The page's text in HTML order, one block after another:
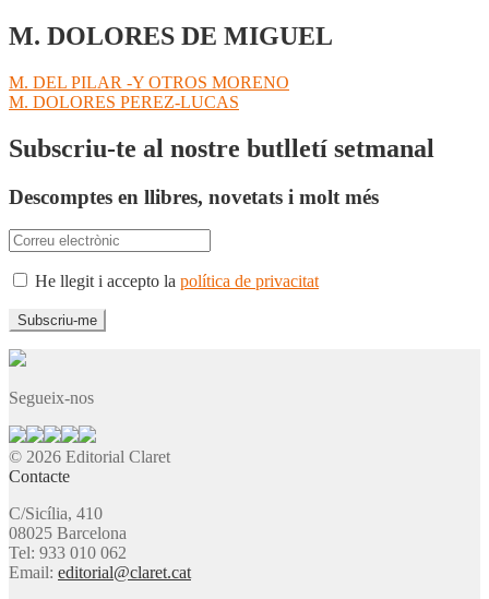
M. DOLORES DE MIGUEL
Navegació
d'entrades
Entrada
anterior:
M. DEL PILAR -Y OTROS MORENO
Pròxima
M. DOLORES PEREZ-LUCAS
Subscriu-te al nostre butlletí setmanal
Descomptes en llibres, novetats i molt més
He llegit i accepto la política de privacitat
Segueix-nos
© 2026 Editorial Claret
Contacte
C/Sicília, 410
08025 Barcelona
Tel: 933 010 062
Email: editorial@claret.cat